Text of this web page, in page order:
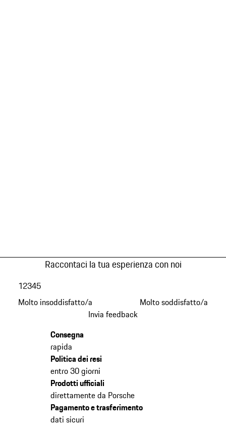
Raccontaci la tua esperienza con noi
Molto insoddisfatto/a
12345
Molto soddisfatto/a
Invia feedback
Consegna
rapida
Politica dei resi
entro 30 giorni
Prodotti ufficiali
direttamente da Porsche
Pagamento e trasferimento
dati sicuri